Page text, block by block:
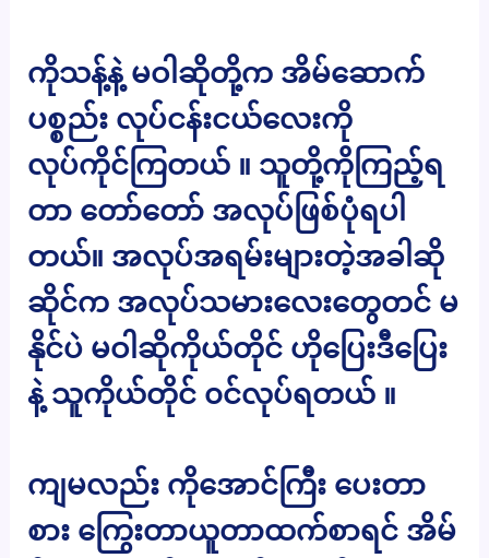
ကိုသန့်နဲ့ မဝါဆိုတို့က အိမ်ဆောက်
ပစ္စည်း လုပ်ငန်းငယ်လေးကို
လုပ်ကိုင်ကြတယ် ။ သူတို့ကိုကြည့်ရ
တာ တော်တော် အလုပ်ဖြစ်ပုံရပါ
တယ်။ အလုပ်အရမ်းများတဲ့အခါဆို
ဆိုင်က အလုပ်သမားလေးတွေတင် မ
နိုင်ပဲ မဝါဆိုကိုယ်တိုင် ဟိုပြေးဒီပြေး
နဲ့ သူကိုယ်တိုင် ၀င်လုပ်ရတယ် ။
ကျမလည်း ကိုအောင်ကြီး ပေးတာ
စား ကြွေးတာယူတာထက်စာရင် အိမ်